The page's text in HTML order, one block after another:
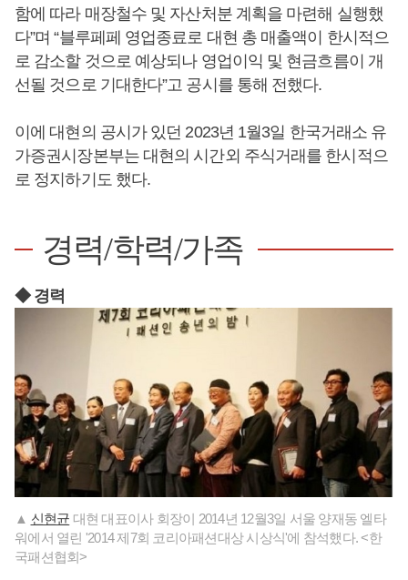
함에 따라 매장철수 및 자산처분 계획을 마련해 실행했
다”며 “블루페페 영업종료로 대현 총 매출액이 한시적으
로 감소할 것으로 예상되나 영업이익 및 현금흐름이 개
선될 것으로 기대한다”고 공시를 통해 전했다.
이에 대현의 공시가 있던 2023년 1월3일 한국거래소 유
가증권시장본부는 대현의 시간외 주식거래를 한시적으
로 정지하기도 했다.
경력/학력/가족
◆ 경력
▲ 신현균 대현 대표이사 회장이 2014년 12월3일 서울 양재동 엘타
워에서 열린 '2014 제7회 코리아패션대상 시상식'에 참석했다. <한
국패션협회>